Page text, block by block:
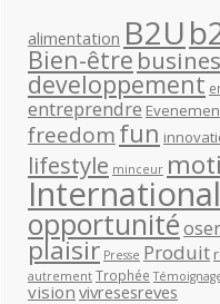
alimentation B2U
Bien-être
developpement
entreprendre
freedomfun
lifestyle minceur
International
opportunitéoser
plaisir Presse Produit
autrement Trophée
vision vivresesreves